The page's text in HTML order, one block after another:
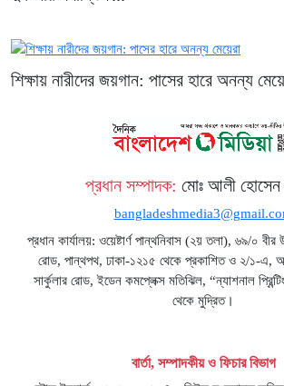
শিক্ষায় নারীদের জয়গান: পাসের হারে অনন্য
প্রধান সম্পাদক: মোঃ আলী হোসেন
প্রধান কার্যালয়: ওয়েষ্টার্ণ পান্থনিবাস (২য় তলা), ৬৯/০
রোড, পান্থপথ, ঢাকা-১২১৫ থেকে প্রকাশিত ও ২/১-এ,
সার্কুলার রোড, ইডেন কমপ্লেক্স মতিঝিল, “ন্যাশনাল
থেকে মুদ্রিত।
বার্তা, সম্পাদকীয় ও ফিচার বিভাগ